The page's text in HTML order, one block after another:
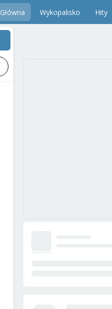
Główna Wykopalisko Hity